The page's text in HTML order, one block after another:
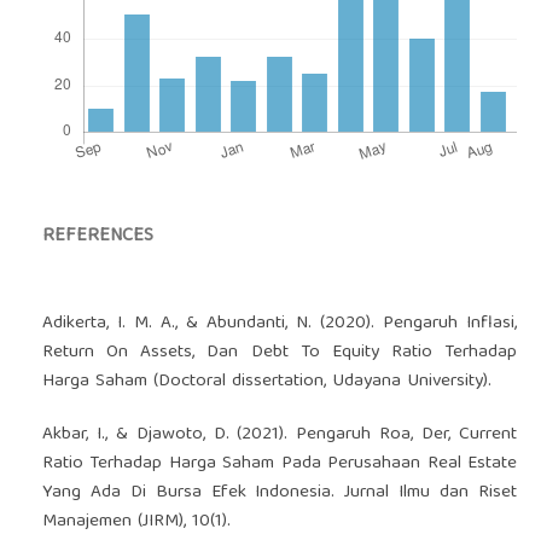
REFERENCES
Adikerta, I. M. A., & Abundanti, N. (2020). Pengaruh Inflasi,
Return On Assets, Dan Debt To Equity Ratio Terhadap
Harga Saham (Doctoral dissertation, Udayana University).
Akbar, I., & Djawoto, D. (2021). Pengaruh Roa, Der, Current
Ratio Terhadap Harga Saham Pada Perusahaan Real Estate
Yang Ada Di Bursa Efek Indonesia. Jurnal Ilmu dan Riset
Manajemen (JIRM), 10(1).